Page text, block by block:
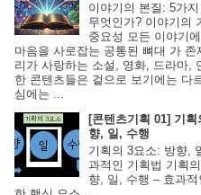
이야기의 본질: 5가
무엇인가? 이야기의
중요성 모든 이야기
마음을 사로잡는 공통된 뼈대 가 존
리가 사랑하는 소설, 영화, 드라마,
한 콘텐츠들은 겉으로 보기에는 다
심에는 ...
[콘텐츠기획 01] 기
향, 일, 수행
기획의 3요소: 방향,
과적인 기획법 기획
향, 일, 수행 – 효과적